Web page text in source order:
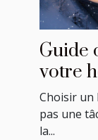
Guide
votre
luxe
Choisir un
pas une
la...